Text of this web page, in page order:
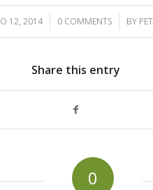
12, 2014
/ 0 COMMENTS
/ BY
Share this entry
0